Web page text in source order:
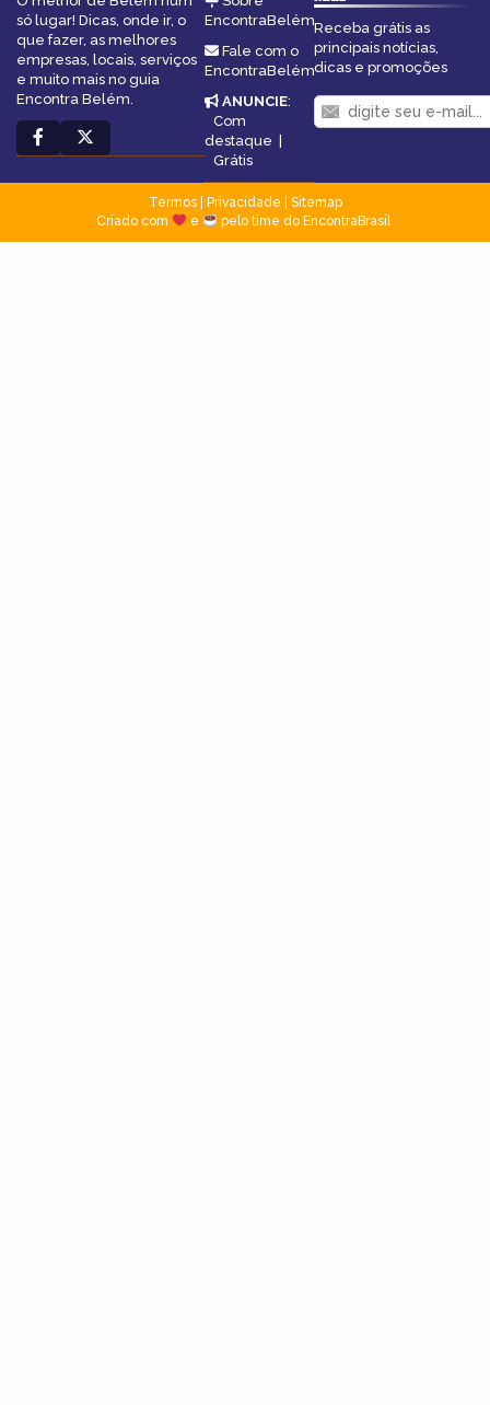
só lugar! Dicas, onde ir, o
que fazer, as melhores
empresas, locais, serviços
e muito mais no guia
Encontra Belém.
EncontraBelém
Fale com o
EncontraBelém
ANUNCIE:
Com
destaque
Grátis
Receba grátis as
principais notícias,
dicas e promoções
Termos| Privacidade
Sitemap
Criado com
e pelo time do EncontraBrasil